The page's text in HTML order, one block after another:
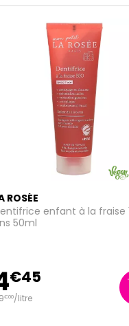
LA ROSÉE
Stick solaire SPF50+ 18,5g
12€45
691€67/kg